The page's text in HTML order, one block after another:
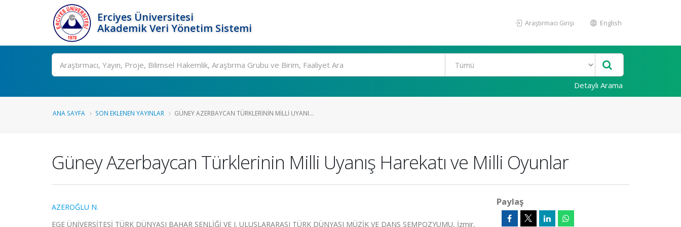
Erciyes Üniversitesi
Akademik Veri Yönetim Sistemi
Araştırmacı Girişi English
Ara
Detaylı Arama
ANA SAYFA SON EKLENEN YAYINLAR GÜNEY AZERBAYCAN TÜRKLERININ MILLI UYANI...
Güney Azerbaycan Türklerinin Milli Uyanış Harekatı ve Milli Oyunlar
AZEROĞLU N.
EGE ÜNİVERSİTESİ TÜRK DÜNYASI BAHAR ŞENLİĞİ VE I. ULUSLARARASI TÜRK DÜNYASI MÜZİK VE DANS SEMPOZYUMU, İzmir,
Paylaş